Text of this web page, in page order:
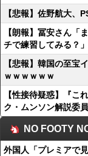
【悲報】佐野航大、
【朗報】冨安さん「
チで練習してみる？
【悲報】韓国の至宝
ｗｗｗｗｗｗ
【性接待疑惑】『こ
ク・ムンソン解説委
NO FOOTY
外国人「プレミアで